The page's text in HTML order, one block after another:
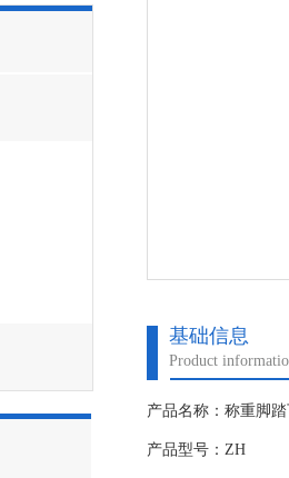
基础信息
Product
产品名称：称重脚
产品型号：ZH